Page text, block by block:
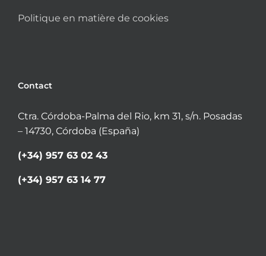
Politique en matière de cookies
Contact
Ctra. Córdoba-Palma del Rio, km 31, s/n. Posadas
– 14730, Córdoba (España)
(+34) 957 63 02 43
(+34) 957 63 14 77